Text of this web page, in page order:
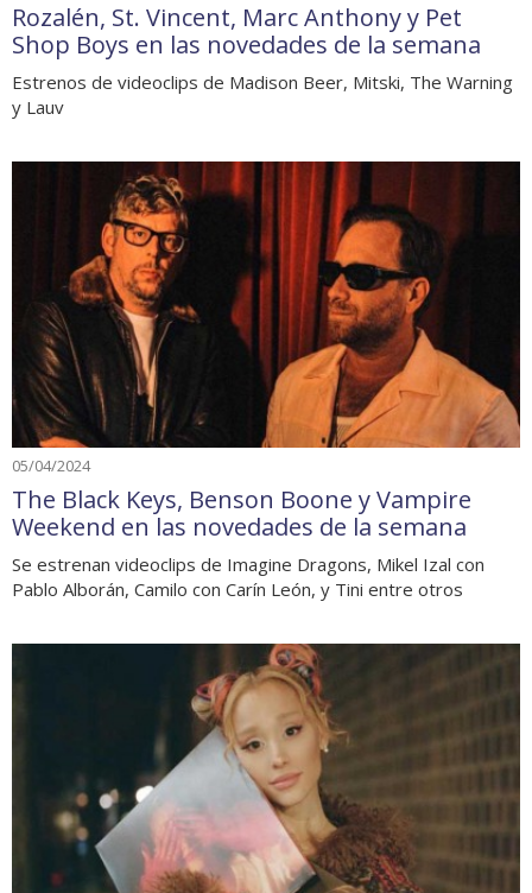
Rozalén, St. Vincent, Marc Anthony y Pet
Shop Boys en las novedades de la semana
Estrenos de videoclips de Madison Beer, Mitski, The Warning
y Lauv
05/04/2024
The Black Keys, Benson Boone y Vampire
Weekend en las novedades de la semana
Se estrenan videoclips de Imagine Dragons, Mikel Izal con
Pablo Alborán, Camilo con Carín León, y Tini entre otros